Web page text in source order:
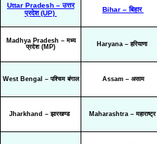
Uttar Pradesh – उत्तर
प्रदेश (UP)
Bihar – बिहार
Madhya Pradesh – मध्य
प्रदेश (MP)
Haryana – हरियाणा
West Bengal – पश्चिम बंगाल Assam – असाम
Jharkhand – झारखण्ड Maharashtra – महाराष्ट्र